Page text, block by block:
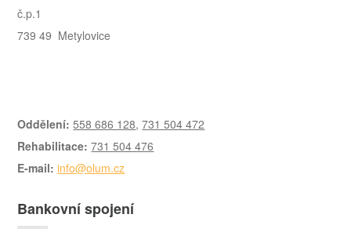
č.p.1
739 49 Metylovice
Oddělení: 558 686 128,731 504 472
Rehabilitace: 731 504 476
E-mail: info@olum.cz
Bankovní spojení